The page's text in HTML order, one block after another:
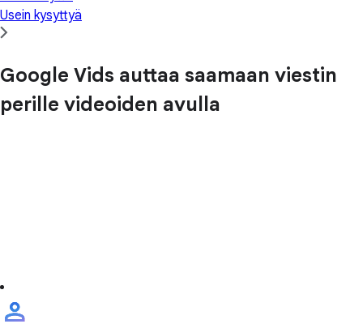
Usein kysyttyä
Google Vids auttaa saamaan viestin
perille videoiden avulla